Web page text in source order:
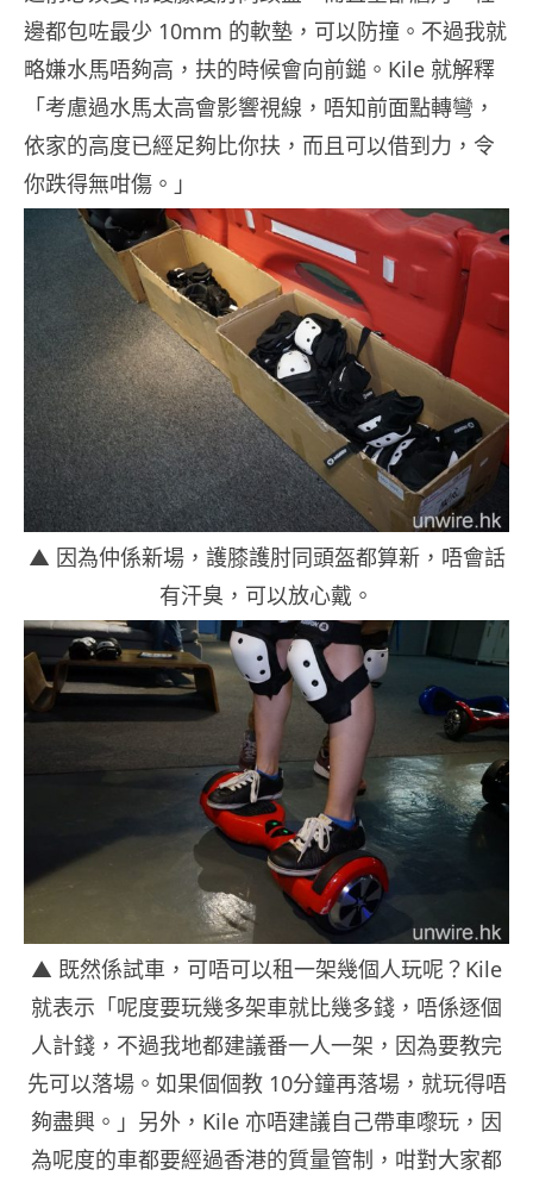
邊都包咗最少 10mm 的軟墊，可以防撞。不過我就
略嫌水馬唔夠高，扶的時候會向前鎚。Kile 就解釋
「考慮過水馬太高會影響視線，唔知前面點轉彎，
依家的高度已經足夠比你扶，而且可以借到力，令
你跌得無咁傷。」
▲ 因為仲係新場，護膝護肘同頭盔都算新，唔會話
有汗臭，可以放心戴。
▲ 既然係試車，可唔可以租一架幾個人玩呢？Kile
就表示「呢度要玩幾多架車就比幾多錢，唔係逐個
人計錢，不過我地都建議番一人一架，因為要教完
先可以落場。如果個個教 10分鐘再落場，就玩得唔
夠盡興。」另外，Kile 亦唔建議自己帶車嚟玩，因
為呢度的車都要經過香港的質量管制，咁對大家都